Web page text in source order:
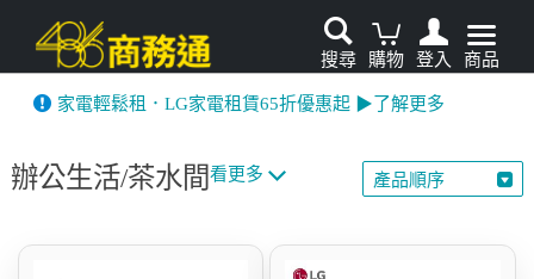
搜尋 購物 登入 商品
家電輕鬆租．LG家電租賃65折優惠起 ▶了解更多
辦公生活/茶水間看更多 產品順序